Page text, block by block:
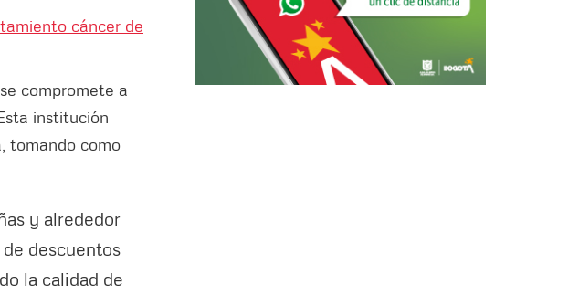
cáncer de
compromete a
institución
tomando como
y alrededor
de descuentos
la calidad de